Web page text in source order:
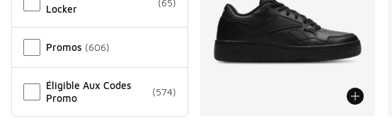
Locker
Promos (606)
Éligible Aux Codes
Promo
(574)